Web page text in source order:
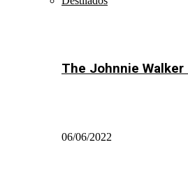
The Johnnie Walker
06/06/2022